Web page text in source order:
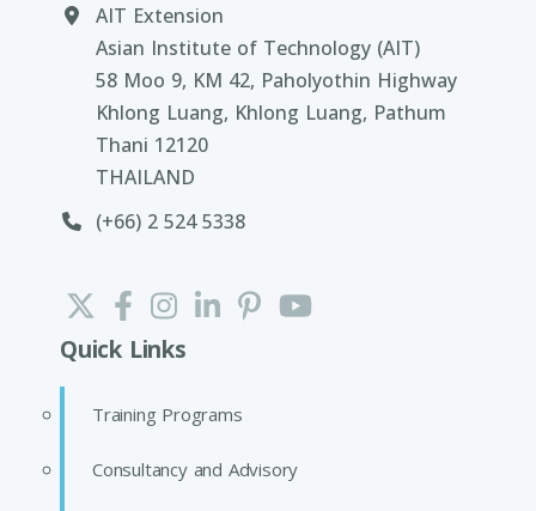
AIT Extension
Asian Institute of Technology (AIT)
58 Moo 9, KM 42, Paholyothin Highway
Khlong Luang, Khlong Luang, Pathum
Thani 12120
THAILAND
(+66) 2 524 5338
Quick Links
Training Programs
Consultancy and Advisory